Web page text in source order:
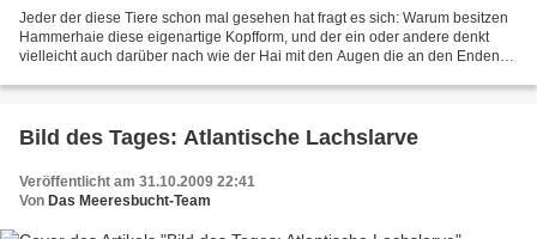
Jeder der diese Tiere schon mal gesehen hat fragt es sich: Warum besitzen
Hammerhaie diese eigenartige Kopfform, und der ein oder andere denkt
vielleicht auch darüber nach wie der Hai mit den Augen die an den Enden
Bild des Tages: Atlantische Lachslarve
Veröffentlicht am 31.10.2009 22:41
Von Das Meeresbucht-Team